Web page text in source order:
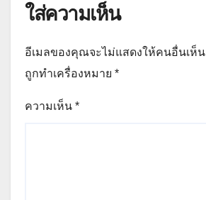
ใส่ความเห็น
อีเมลของคุณจะไม่แสดงให้คนอื่นเห็น
ถูกทำเครื่องหมาย *
ความเห็น *